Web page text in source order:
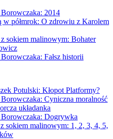
2014
w półmrok: O zdrowiu z Karolem
sokiem malinowym: Bohater
Fałsz historii
Potulski: Kłopot Platformy?
Cyniczna moralność
układanka
Dogrywka
sokiem malinowym: 1, 2, 3, 4, 5,